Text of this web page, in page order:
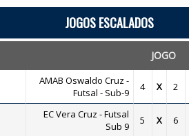
JOGOS ESCALADOS
JOGO
AMAB Oswaldo Cruz -
Futsal - Sub-9
4 X 2
EC Vera Cruz - Futsal
Sub 9
5 X 6